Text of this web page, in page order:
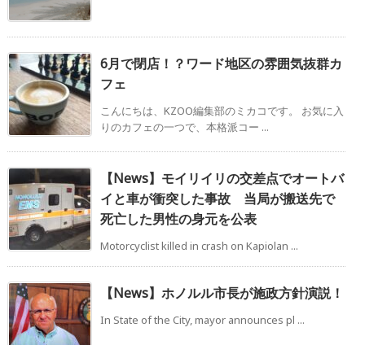
6月で閉店！？ワード地区の雰囲気抜群カ
フェ
こんにちは、KZOO編集部のミカコです。 お気に入
りのカフェの一つで、本格派コー ...
【News】モイリイリの交差点でオートバ
イと車が衝突した事故 当局が搬送先で
死亡した男性の身元を公表
Motorcyclist killed in crash on Kapiolan ...
【News】ホノルル市長が施政方針演説！
In State of the City, mayor announces pl ...